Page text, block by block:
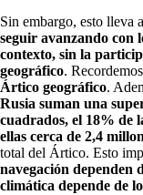
Sin embargo, esto lleva
seguir avanzando con
contexto, sin la
geográfico.
Ártico geográfico.
Rusia suman una
cuadrados, el 18% de
ellas cerca de 2,4
total del Ártico. Esto
navegación dependen
climática depende de